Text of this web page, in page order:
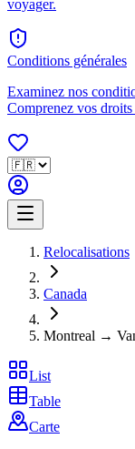
voyager.
Conditions générales
Examinez nos
Comprenez vos droits
Relocalisations
Canada
Montreal →
List
Table
Carte